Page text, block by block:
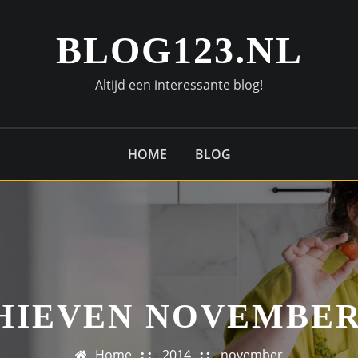
BLOG123.NL
Altijd een interessante blog!
HOME BLOG